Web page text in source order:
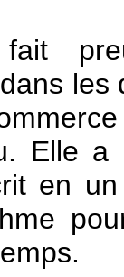
les
Elle a
en